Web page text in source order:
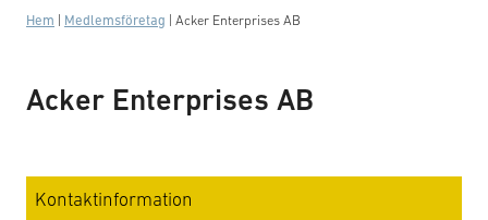
Hem Medlemsföretag Acker Enterprises AB
Acker Enterprises AB
Kontaktinformation